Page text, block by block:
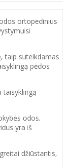
ortopedinius
taip suteikdamas
pėdos
taisyklingą
odos.
yra iš
džiūstantis,